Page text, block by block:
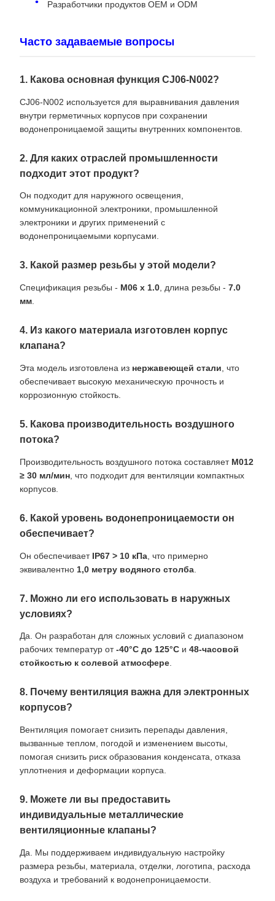
Разработчики продуктов OEM и ODM
Часто задаваемые вопросы
1. Какова основная функция CJ06-N002?
CJ06-N002 используется для выравнивания давления
внутри герметичных корпусов при сохранении
водонепроницаемой защиты внутренних компонентов.
2. Для каких отраслей промышленности
подходит этот продукт?
Он подходит для наружного освещения,
коммуникационной электроники, промышленной
электроники и других применений с
водонепроницаемыми корпусами.
3. Какой размер резьбы у этой модели?
Спецификация резьбы - M06 x 1.0 , длина резьбы - 7.0
мм
4. Из какого материала изготовлен корпус
клапана?
Эта модель изготовлена из нержавеющей стали , что
обеспечивает высокую механическую прочность и
коррозионную стойкость.
5. Какова производительность воздушного
потока?
Производительность воздушного потока составляет M012
≥ 30 мл/мин , что подходит для вентиляции компактных
корпусов.
6. Какой уровень водонепроницаемости он
обеспечивает?
Он обеспечивает IP67 > 10 кПа , что примерно
эквивалентно 1,0 метру водяного столба
7. Можно ли его использовать в наружных
условиях?
Да. Он разработан для сложных условий с диапазоном
рабочих температур от-40°C до 125°C и 48-часовой
стойкостью к солевой атмосфере.
8. Почему вентиляция важна для электронных
корпусов?
Вентиляция помогает снизить перепады давления,
вызванные теплом, погодой и изменением высоты,
помогая снизить риск образования конденсата, отказа
уплотнения и деформации корпуса.
9. Можете ли вы предоставить
индивидуальные металлические
вентиляционные клапаны?
Да. Мы поддерживаем индивидуальную настройку
размера резьбы, материала, отделки, логотипа, расхода
воздуха и требований к водонепроницаемости.